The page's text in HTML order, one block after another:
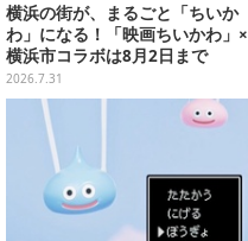
横浜の街が、まるごと「ちいか
わ」になる！「映画ちいかわ」×
横浜市コラボは8月2日まで
2026.7.31